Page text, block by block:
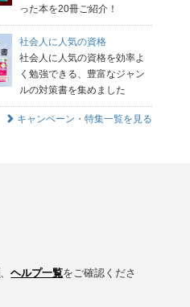
った本を20冊ご紹介！
社会人に人気の資格
社会人に人気の資格を効率よ
く勉強できる、豊富なジャン
ルの対策書を集めました
キャンペーン・特集一覧を見る
、ヘルプ一覧をご確認くださ